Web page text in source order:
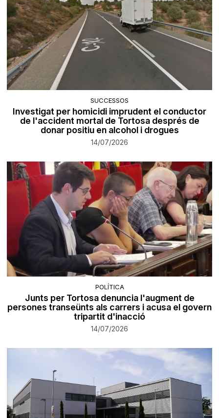
SUCCESSOS
Investigat per homicidi imprudent el conductor
de l'accident mortal de Tortosa després de
donar positiu en alcohol i drogues
14/07/2026
POLÍTICA
Junts per Tortosa denuncia l'augment de
persones transeünts als carrers i acusa el govern
tripartit d'inacció
14/07/2026